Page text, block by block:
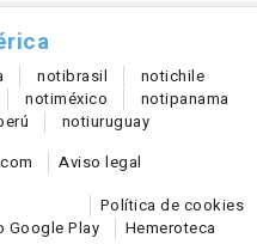
notibrasil notichile
notiméxico notipanama
notiuruguay
Aviso legal
Política de cookies
Google Play
Hemeroteca